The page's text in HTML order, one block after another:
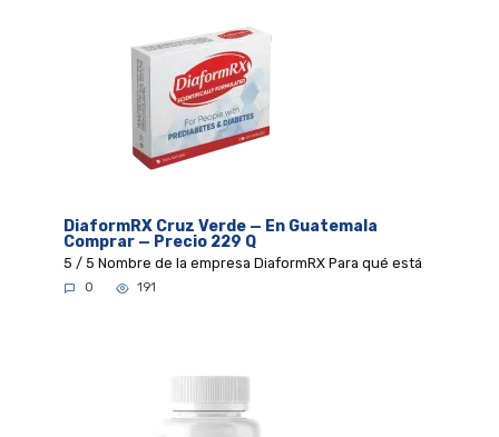
DiaformRX Cruz Verde — En Guatemala
Comprar — Precio 229 Q
5 / 5 Nombre de la empresa DiaformRX Para qué está
0 191